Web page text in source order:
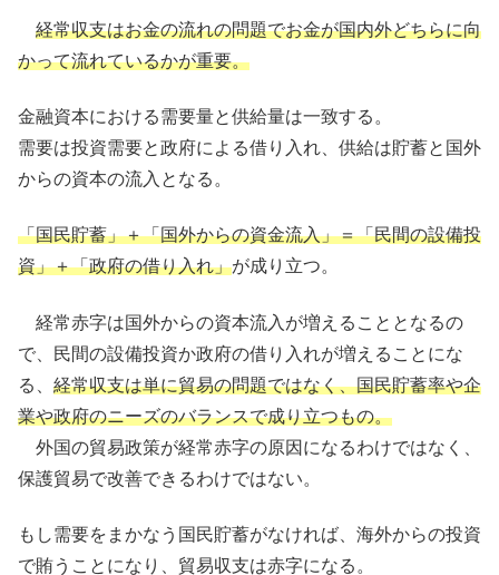
経常収支はお金の流れの問題でお金が国内外どちらに向
かって流れているかが重要。
金融資本における需要量と供給量は一致する。
需要は投資需要と政府による借り入れ、供給は貯蓄と国外
からの資本の流入となる。
「国民貯蓄」＋「国外からの資金流入」＝「民間の設備投
資」＋「政府の借り入れ」が成り立つ。
経常赤字は国外からの資本流入が増えることとなるの
で、民間の設備投資か政府の借り入れが増えることにな
る、 経常収支は単に貿易の問題ではなく、国民貯蓄率や企
業や政府のニーズのバランスで成り立つもの。
外国の貿易政策が経常赤字の原因になるわけではなく、
保護貿易で改善できるわけではない。
もし需要をまかなう国民貯蓄がなければ、海外からの投資
で賄うことになり、貿易収支は赤字になる。